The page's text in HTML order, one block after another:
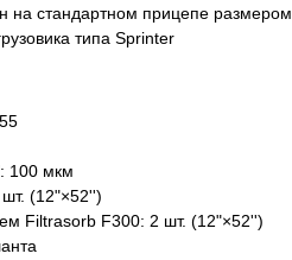
на стандартном прицепе размером
типа Sprinter​
100 мкм​
(12"×52'')​
Filtrasorb F300: 2 шт. (12"×52'')​